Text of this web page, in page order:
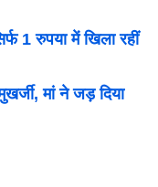
1 रुपया में खिला रहीं
मां ने जड़ दिया